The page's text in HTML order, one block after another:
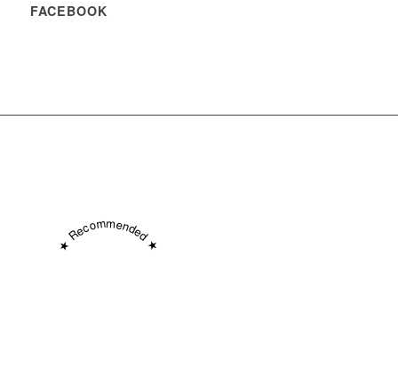
FACEBOOK
★ Recommended ★